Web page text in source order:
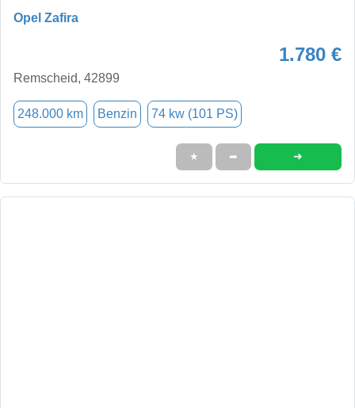
Opel Zafira
1.780 €
Remscheid, 42899
248.000 km Benzin 74 kw (101 PS)
★ ➦ ➜